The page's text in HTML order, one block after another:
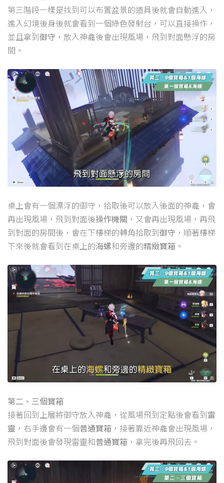
第三階段一樣是找到可以布置盆景的道具後就會自動進入，
進入幻境後身後就會看到一個綠色發射台，可以直接操作，
並且拿到御守 ，放入神龕後會出現風場，飛到對面懸浮的房
間。
桌上會有一個漂浮的御守，拾取後可以放入後面的神龕，會
再出現風場，飛到對面後操作機關 ，又會再出現風場，再飛
到對面的房間後，會在下樓梯的轉角拾取到御守 ，順著樓梯
下來後就會看到在桌上的海螺和旁邊的精緻寶箱 。
第二、三個寶箱
接著回到上層將御守放入神龕，從風場飛到定點後會看到雷
靈 ，右手邊會有一個普通寶箱 ，接著靠近神龕會出現風場，
飛到對面後會發現雷靈和普通寶箱 ，拿完後再飛回去。